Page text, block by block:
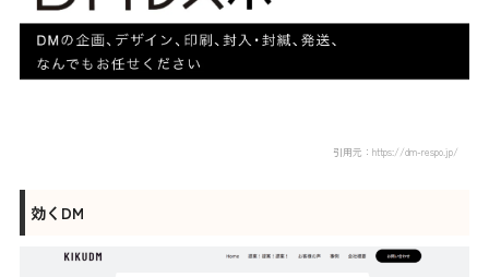
引用元：https://dm-respo.jp/
効くDM